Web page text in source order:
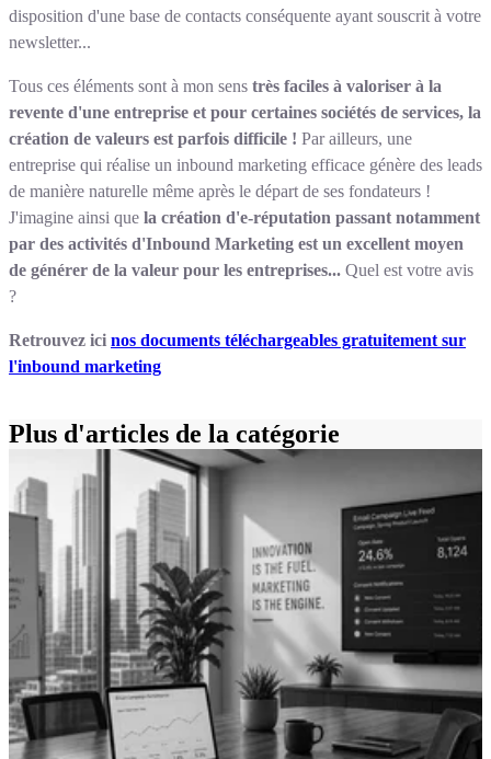
disposition d'une base de contacts conséquente ayant souscrit à votre
newsletter...
Tous ces éléments sont à mon sens très faciles à valoriser à la
revente d'une entreprise et pour certaines sociétés de services, la
création de valeurs est parfois difficile ! Par ailleurs, une
entreprise qui réalise un inbound marketing efficace génère des leads
de manière naturelle même après le départ de ses fondateurs !
J'imagine ainsi que la création d'e-réputation passant notamment
par des activités d'Inbound Marketing est un excellent moyen
de générer de la valeur pour les entreprises... Quel est votre avis
?
Retrouvez ici nos documents téléchargeables gratuitement sur
l'inbound marketing
Plus d'articles de la catégorie